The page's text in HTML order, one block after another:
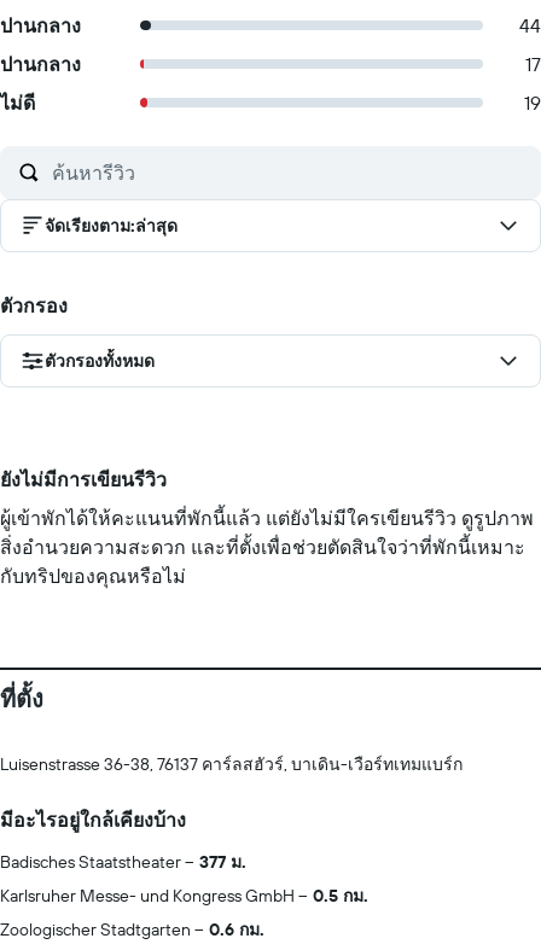
ปานกลาง
44
ปานกลาง
17
ไม่ดี
19
จัดเรียงตาม:ล่าสุด
ตัวกรอง
ตัวกรองทั้งหมด
ยังไม่มีการเขียนรีวิว
ผู้เข้าพักได้ให้คะแนนที่พักนี้แล้ว แต่ยังไม่มีใครเขียนรีวิว ดูรูปภาพ
สิ่งอำนวยความสะดวก และที่ตั้งเพื่อช่วยตัดสินใจว่าที่พักนี้เหมาะ
กับทริปของคุณหรือไม่
ที่ตั้ง
Luisenstrasse 36-38, 76137 คาร์ลสฮัวร์, บาเดิน-เวือร์ทเทมแบร์ก
มีอะไรอยู่ใกล้เคียงบ้าง
Badisches Staatstheater
377 ม.
Karlsruher Messe- und Kongress GmbH
0.5 กม.
Zoologischer Stadtgarten
0.6 กม.